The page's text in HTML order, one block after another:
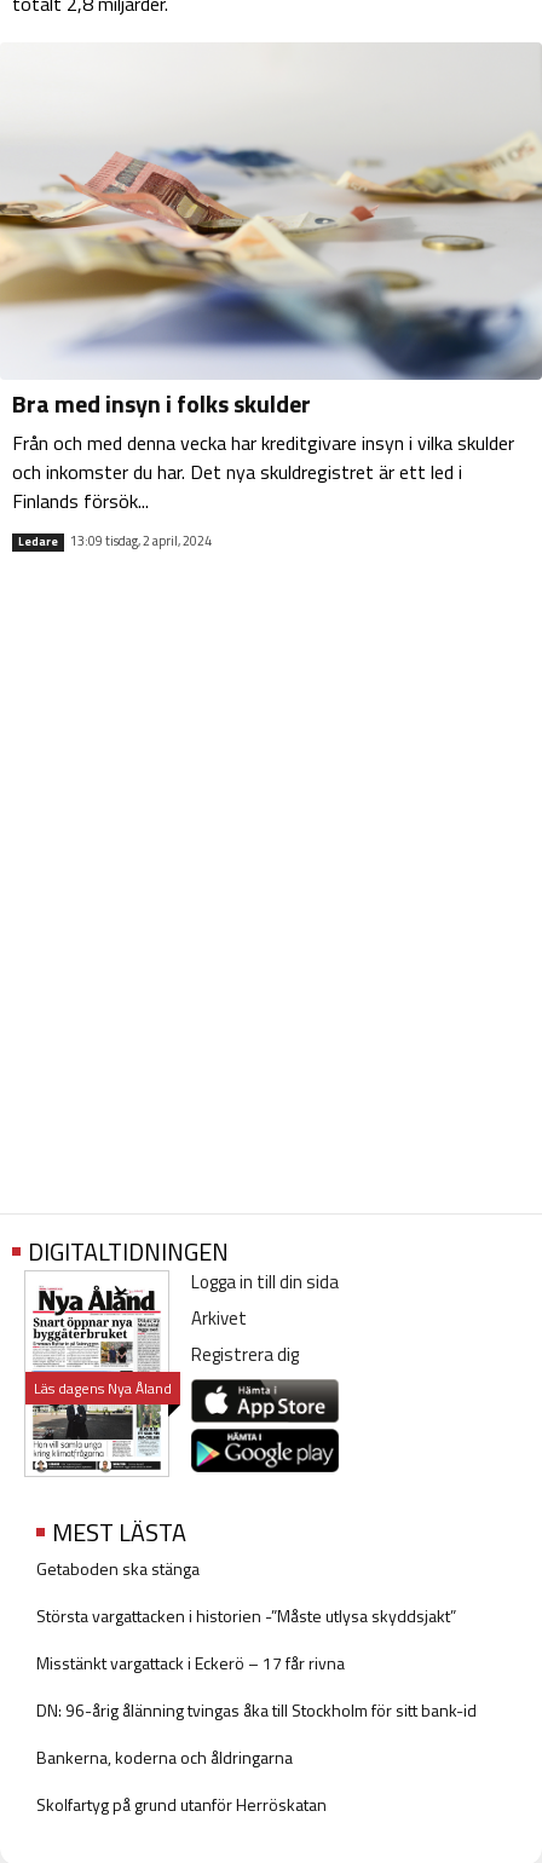
Bra med insyn i folks skulder
Från och med denna vecka har kreditgivare insyn i vilka skulder
och inkomster du har. Det nya skuldregistret är ett led i
Finlands försök...
Ledare 13:09 tisdag, 2 april, 2024
DIGITALTIDNINGEN
Läs dagens Nya Åland
Logga in till din sida
Arkivet
Registrera dig
MEST LÄSTA
Getaboden ska stänga
Största vargattacken i historien -”Måste utlysa skyddsjakt”
Misstänkt vargattack i Eckerö – 17 får rivna
DN: 96-årig ålänning tvingas åka till Stockholm för sitt bank-id
Bankerna, koderna och åldringarna
Skolfartyg på grund utanför Herröskatan